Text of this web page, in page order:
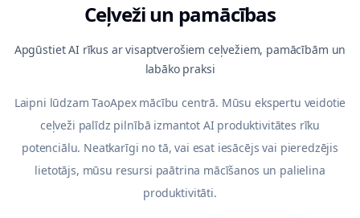
Ceļveži un pamācības
Apgūstiet AI rīkus ar visaptverošiem ceļvežiem, pamācībām un
labāko praksi
Laipni lūdzam TaoApex mācību centrā. Mūsu ekspertu veidotie
ceļveži palīdz pilnībā izmantot AI produktivitātes rīku
potenciālu. Neatkarīgi no tā, vai esat iesācējs vai pieredzējis
lietotājs, mūsu resursi paātrina mācīšanos un palielina
produktivitāti.